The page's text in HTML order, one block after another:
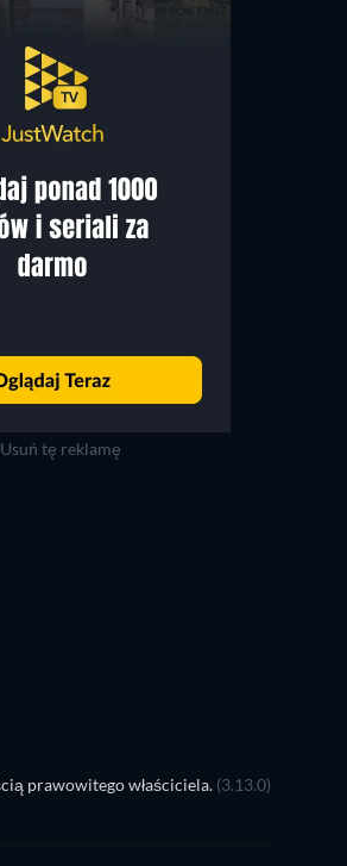
Usuń tę reklamę
prawowitego właściciela. (3.13.0)